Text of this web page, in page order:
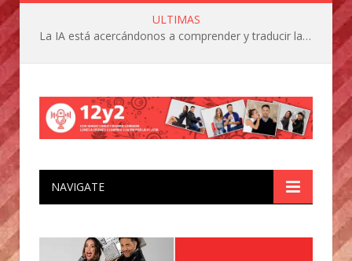
ULTIMAS
La IA está acercándonos a comprender y traducir las vocalizaciones y comportamientos de nuestras mascotas
NAVIGATE